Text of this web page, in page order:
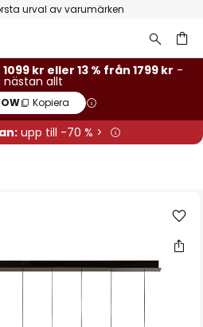
urval av varumärken
kr eller 13 % från 1799 kr -
nästan allt
Kopiera
upp till -70 % >